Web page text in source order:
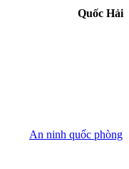
Quốc Hải
An ninh quốc phòng